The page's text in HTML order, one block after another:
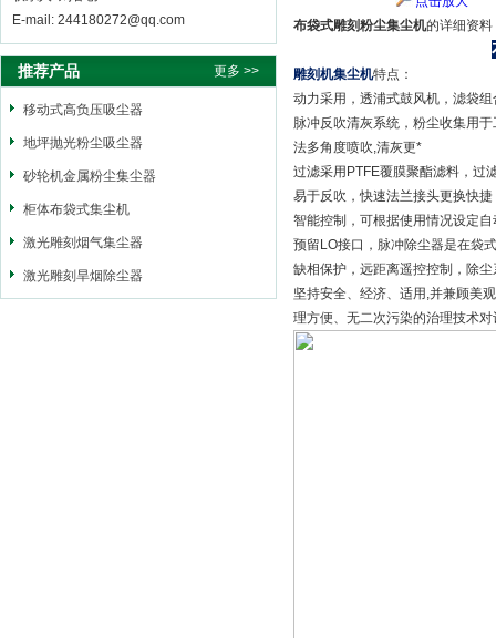
E-mail: 244180272@qq.com
推荐产品 更多 >>
移动式高负压吸尘器
地坪抛光粉尘吸尘器
砂轮机金属粉尘集尘器
柜体布袋式集尘机
激光雕刻烟气集尘器
激光雕刻旱烟除尘器
布袋式雕刻粉尘集尘机的详细资料
雕刻机集尘机特点：
动力采用，透浦式鼓风机，滤袋
脉冲反吹清灰系统，粉尘收集用
法多角度喷吹,清灰更*
过滤采用PTFE覆膜聚酯滤料，过
易于反吹，快速法兰接头更换快捷
智能控制，可根据使用情况设定
预留LO接口，脉冲除尘器是在袋
缺相保护，远距离遥控控制，除
坚持安全、经济、适用,并兼顾美
理方便、无二次污染的治理技术